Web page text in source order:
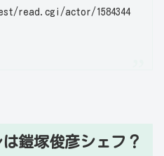
read.cgi/actor/1584344
鎧塚俊彦シェフ？